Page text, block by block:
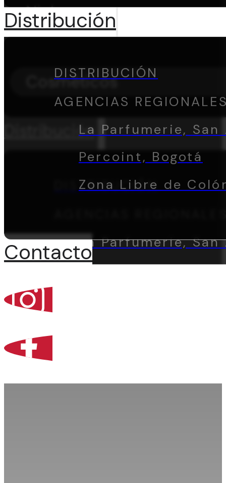
Niche
Cosméticos
Distribución
DISTRIBUCIÓN
La Parfumerie,
Percoint, Bogotá
Contacto
Distribución
DISTRIBUCIÓN
AGENCIAS
La Parfumerie,
Percoint, Bogotá
Zona Libre de
Contacto